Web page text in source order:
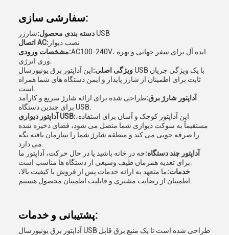
سفارشی سازی:
دسته بندی محصول: شارژر USB
اتصال AC: نصب دیوار
مشخصات ورودی:AC100-240V، ایده آل برای سفر جهانی و بهره
ویژگی اصلی:این آداپتور برق یونیورسال USB با یک ویژگی جریان
ثابت برای اطمینان از شارژ پایدار و ایمن دستگاه های شما همراه
آداپتور شارژ برق:طراحی شده برای ارائه شارژ سریع و کارآمد
برای چندین دستگاه USB.
آداپتور ديواري USB:این آداپتور کوچک و آسان برای استفاده،
مستقیماً به سوکت دیواری شما متصل می شود، فضای ذخیره شده
را صرفه جویی می کند و منطقه شارژ شما را سازمان یافته نگه
آداپتور چند دستگاه:چه در خانه باشید یا در حال حرکت، آداپتور ما
خدمات:ما متعهد به ارائه خدمات پس از فروش با کیفیت بالا،
پشتیبانی و خدمات:
آداپتور برق یونیورسال USB طراحی شده است تا یک منبع برق قابل